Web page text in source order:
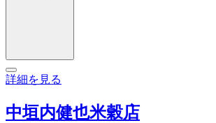
詳細を見る
中垣内健也米穀店